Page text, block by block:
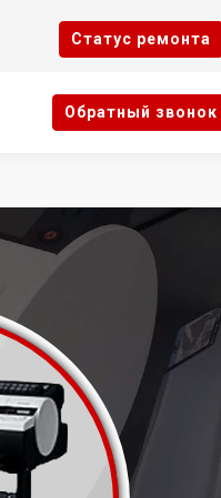
Cтатус ремонта
Oбратный звонок